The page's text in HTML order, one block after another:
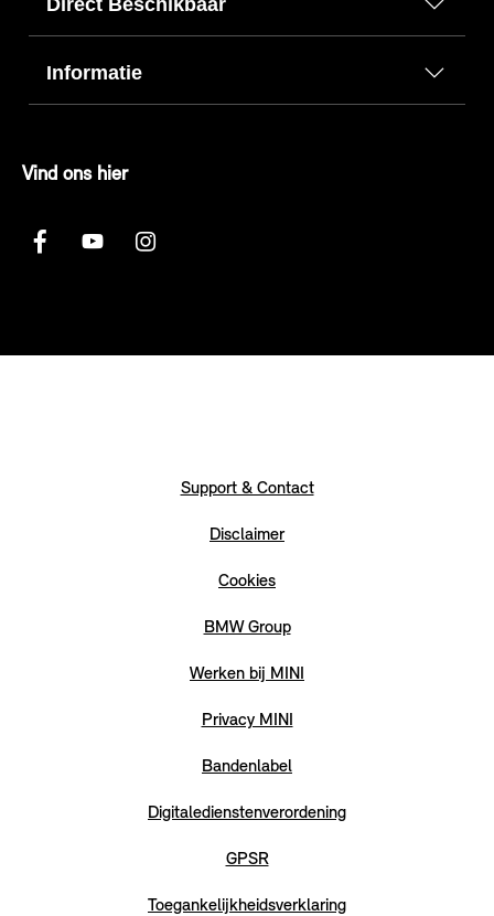
Direct Beschikbaar
Informatie
Vind ons hier
Support & Contact
Disclaimer
Cookies
BMW Group
Werken bij MINI
Privacy MINI
Bandenlabel
Digitaledienstenverordening
GPSR
Toegankelijkheidsverklaring